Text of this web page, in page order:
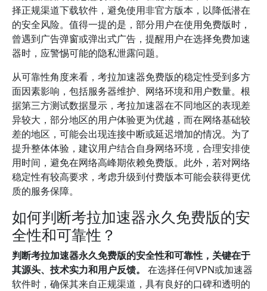
择正规渠道下载软件，避免使用非官方版本，以降低潜在
的安全风险。值得一提的是，部分用户在使用免费版时，
曾遇到广告弹窗或弹出式广告，提醒用户在选择免费加速
器时，应警惕可能的隐私泄露问题。
从可靠性角度来看，考拉加速器免费版的稳定性受到多方
面因素影响，包括服务器维护、网络环境和用户数量。根
据第三方测试数据显示，考拉加速器在不同地区的表现差
异较大，部分地区的用户体验更为优越，而在网络基础较
差的地区，可能会出现连接中断或延迟增加的情况。为了
提升整体体验，建议用户结合自身网络环境，合理安排使
用时间，避免在网络高峰期依赖免费版。此外，若对网络
稳定性有较高要求，考虑升级到付费版本可能会获得更优
质的服务保障。
如何判断考拉加速器永久免费版的安
全性和可靠性？
判断考拉加速器永久免费版的安全性和可靠性，关键在于
其源头、技术实力和用户反馈。
在选择任何VPN或加速器
软件时，确保其来自正规渠道，具有良好的口碑和透明的